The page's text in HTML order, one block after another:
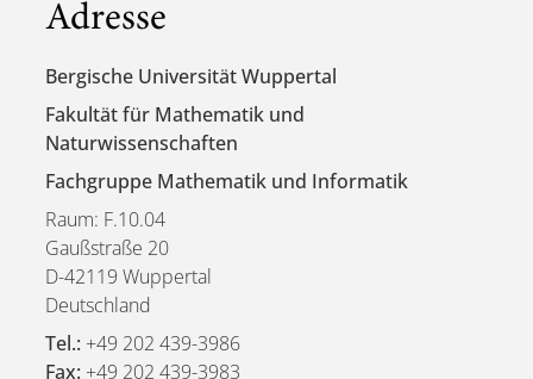
Adresse
Bergische Universität Wuppertal
Fakultät für Mathematik und
Naturwissenschaften
Fachgruppe Mathematik und Informatik
Raum: F.10.04
Gaußstraße 20
D-42119 Wuppertal
Deutschland
Tel.: +49 202 439-3986
Fax: +49 202 439-3983